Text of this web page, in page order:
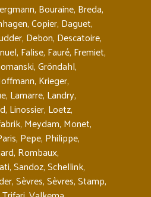
, Bouraine, Breda,
,Copier, Daguet,
, Debon, Descatoire,
, Falise, Fauré, Fremiet,
,Gröndahl,
, Krieger,
, Lamarre, Landry,
, Linossier, Loetz,
, Meydam, Monet,
, Pepe, Philippe,
, Rombaux,
,Sandoz,Schellink,
,Sèvres,Sèvres,Stamp,